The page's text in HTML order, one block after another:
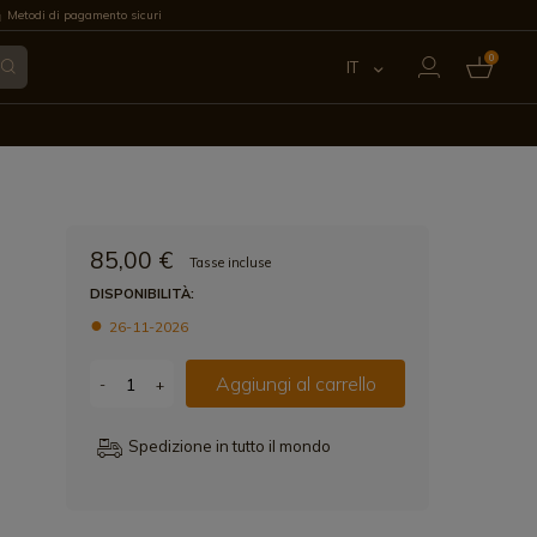
Metodi di pagamento sicuri
IT 0
85,00 €
Tasse incluse
DISPONIBILITÀ:
26-11-2026
- + Aggiungi al carrello
Spedizione in tutto il mondo